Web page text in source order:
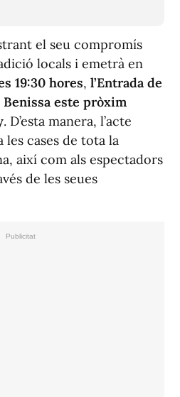
el seu compromís
locals i emetrà en
19:30 hores, l’Entrada de
este pròxim
. D’esta manera, l’acte
cases de tota la
així com als espectadors
de les seues